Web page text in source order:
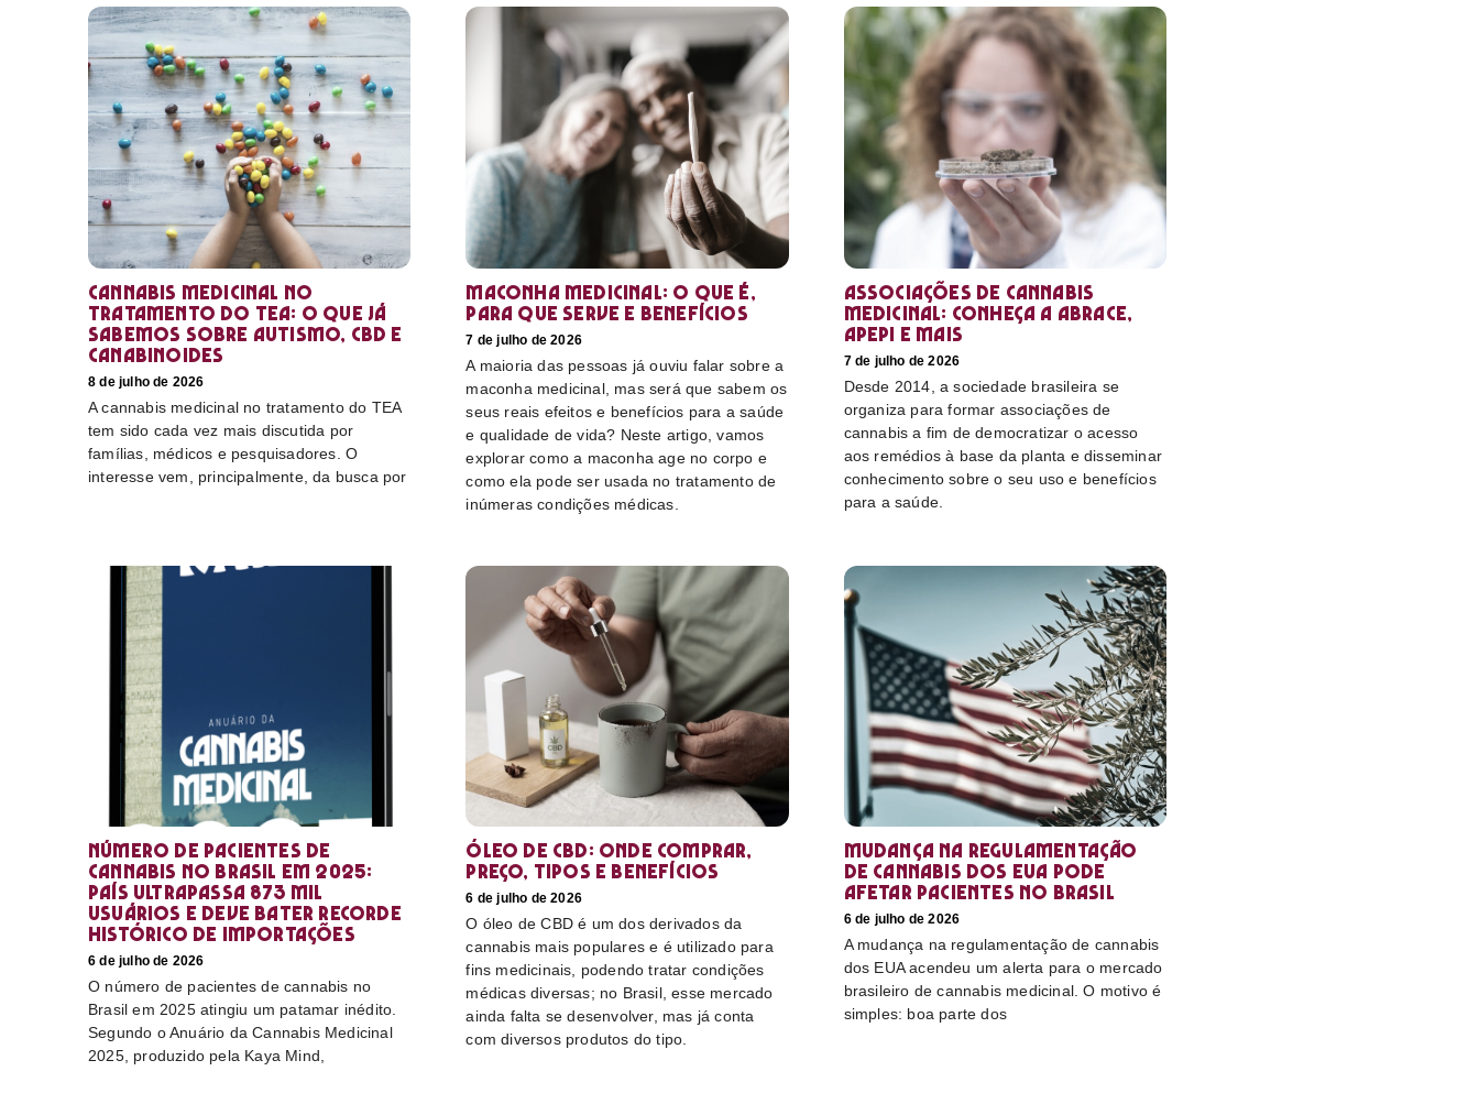
Cannabis medicinal no
tratamento do TEA: o que já
sabemos sobre autismo, CBD e
canabinoides
8 de julho de 2026
A cannabis medicinal no tratamento do TEA
tem sido cada vez mais discutida por
famílias, médicos e pesquisadores. O
interesse vem, principalmente, da busca por
Maconha medicinal: O que é,
para que serve e benefícios
7 de julho de 2026
A maioria das pessoas já ouviu falar sobre a
maconha medicinal, mas será que sabem os
seus reais efeitos e benefícios para a saúde
e qualidade de vida? Neste artigo, vamos
explorar como a maconha age no corpo e
como ela pode ser usada no tratamento de
inúmeras condições médicas.
Associações de cannabis
medicinal: conheça a Abrace,
Apepi e mais
7 de julho de 2026
Desde 2014, a sociedade brasileira se
organiza para formar associações de
cannabis a fim de democratizar o acesso
aos remédios à base da planta e disseminar
conhecimento sobre o seu uso e benefícios
para a saúde.
Número de pacientes de
cannabis no Brasil em 2025:
país ultrapassa 873 mil
usuários e deve bater recorde
histórico de importações
6 de julho de 2026
O número de pacientes de cannabis no
Brasil em 2025 atingiu um patamar inédito.
Segundo o Anuário da Cannabis Medicinal
2025, produzido pela Kaya Mind,
Óleo de CBD: Onde comprar,
preço, tipos e benefícios
6 de julho de 2026
O óleo de CBD é um dos derivados da
cannabis mais populares e é utilizado para
fins medicinais, podendo tratar condições
médicas diversas; no Brasil, esse mercado
ainda falta se desenvolver, mas já conta
com diversos produtos do tipo.
Mudança na regulamentação
de cannabis dos EUA pode
afetar pacientes no Brasil
6 de julho de 2026
A mudança na regulamentação de cannabis
dos EUA acendeu um alerta para o mercado
brasileiro de cannabis medicinal. O motivo é
simples: boa parte dos